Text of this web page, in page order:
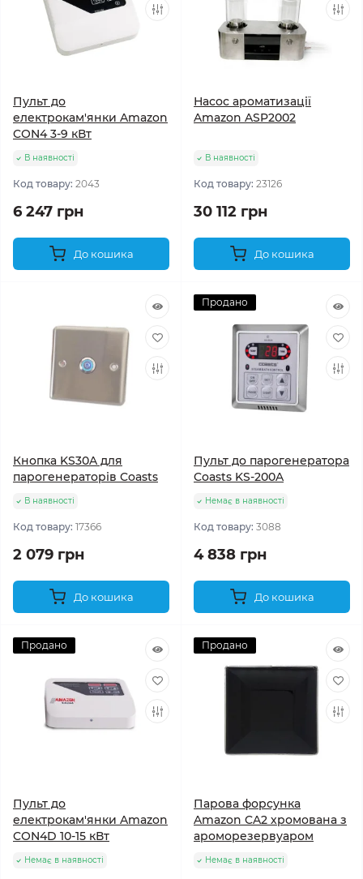
Пульт до
електрокам'янки Amazon
CON4 3-9 кВт
В наявності
Код товару: 2043
6 247 грн
До кошика
Насос ароматизації
Amazon ASP2002
В наявності
Код товару: 23126
30 112 грн
До кошика
Кнопка KS30A для
парогенераторів Coasts
В наявності
Код товару: 17366
2 079 грн
До кошика
Продано
Пульт до парогенератора
Coasts KS-200A
Немає в наявності
Код товару: 3088
4 838 грн
До кошика
Продано
Пульт до
електрокам'янки Amazon
CON4D 10-15 кВт
Немає в наявності
Продано
Парова форсунка
Amazon CA2 хромована з
ароморезервуаром
Немає в наявності